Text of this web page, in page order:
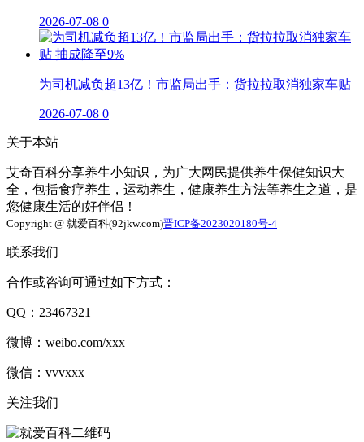
2026-07-08 0
为司机减负超13亿！市监局出手：货拉拉取消独家车贴
2026-07-08 0
关于本站
艾奇百科分享养生小知识，为广大网民提供养生保健知识大
全，包括食疗养生，运动养生，健康养生方法等养生之道，是
您健康生活的好伴侣！
Copyright @ 就爱百科(92jkw.com)晋ICP备2023020180号-4
联系我们
合作或咨询可通过如下方式：
QQ：23467321
微博：weibo.com/xxx
微信：vvvxxx
关注我们